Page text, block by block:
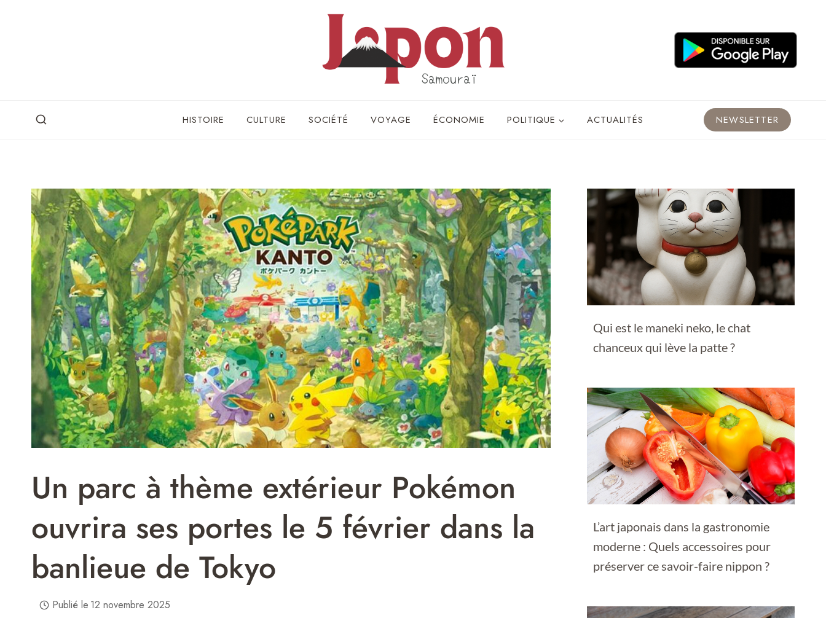
HISTOIRE CULTURE SOCIÉTÉ VOYAGE ÉCONOMIE POLITIQUE ACTUALITÉS NEWSLETTER
Un parc à thème extérieur Pokémon
ouvrira ses portes le 5 février dans la
banlieue de Tokyo
Publié le 12 novembre 2025
Qui est le maneki neko, le chat
chanceux qui lève la patte ?
L’art japonais dans la gastronomie
moderne : Quels accessoires pour
préserver ce savoir-faire nippon ?